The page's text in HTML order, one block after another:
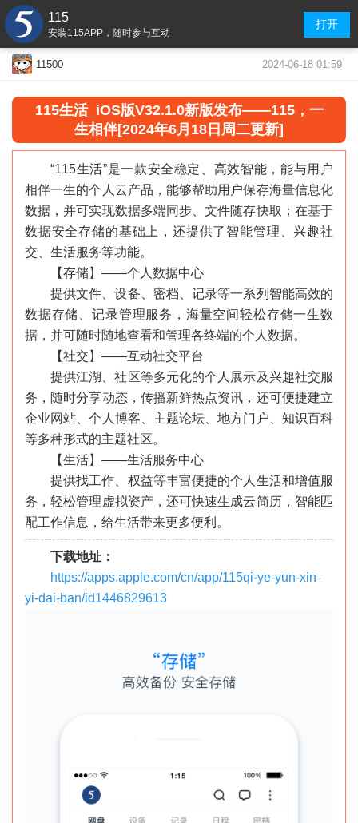
115
安装115APP，随时参与互动
打开
11500 2024-06-18 01:59
115生活_ iOS版V32.1.0新版发布——115，一
生相伴[2024年6月18日周二更新]
“115生活”是一款安全稳定、高效智能，能与用户
相伴一生的个人云产品，能够帮助用户保存海量信息化
数据，并可实现数据多端同步、文件随存快取；在基于
数据安全存储的基础上，还提供了智能管理、兴趣社
交、生活服务等功能。
【存储】——个人数据中心
提供文件、设备、密档、记录等一系列智能高效的
数据存储、记录管理服务，海量空间轻松存储一生数
据，并可随时随地查看和管理各终端的个人数据。
【社交】——互动社交平台
提供江湖、社区等多元化的个人展示及兴趣社交服
务，随时分享动态，传播新鲜热点资讯，还可便捷建立
企业网站、个人博客、主题论坛、地方门户、知识百科
等多种形式的主题社区。
【生活】——生活服务中心
提供找工作、权益等丰富便捷的个人生活和增值服
务，轻松管理虚拟资产，还可快速生成云简历，智能匹
配工作信息，给生活带来更多便利。
下载地址：
https://apps.apple.com/cn/app/115qi-ye-yun-xin-
yi-dai-ban/id1446829613